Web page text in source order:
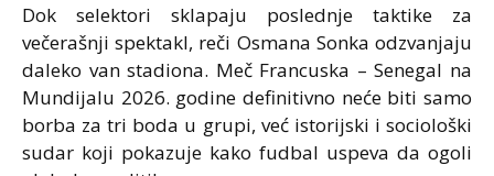
Dok selektori sklapaju poslednje taktike za
večerašnji spektakl, reči Osmana Sonka odzvanjaju
daleko van stadiona. Meč Francuska – Senegal na
Mundijalu 2026. godine definitivno neće biti samo
borba za tri boda u grupi, već istorijski i sociološki
sudar koji pokazuje kako fudbal uspeva da ogoli